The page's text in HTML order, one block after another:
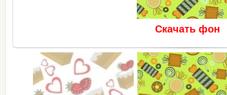
Скачать фон